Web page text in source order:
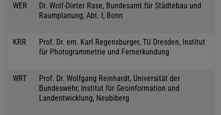
WER
Dr. Wolf-Dieter Rase, Bundesamt für Städtebau und
Raumplanung, Abt. I, Bonn
KRR
Prof. Dr. em. Karl Regensburger, TU Dresden, Institut
für Photogrammetrie und Fernerkundung
WRT
Prof. Dr. Wolfgang Reinhardt, Universität der
Bundeswehr, Institut für Geoinformation und
Landentwicklung, Neubiberg